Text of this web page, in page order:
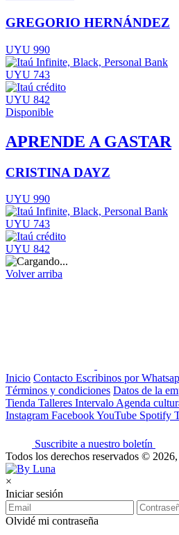
GREGORIO HERNÁNDEZ
UYU 990
UYU 743
UYU 842
Disponible
APRENDE A GASTAR
CRISTINA DAYZ
UYU 990
UYU 743
UYU 842
Volver arriba
Inicio Contacto Escribinos por
Términos y condiciones Datos de la
Tienda Talleres Intervalo Agenda
Instagram FacebookYouTube Spotify
Suscribite a nuestro boletín
Todos los derechos reservados ©
×
Iniciar sesión
Olvidé mi contraseña